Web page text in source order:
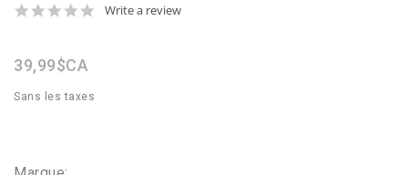
0.0
Write a review
39,99$CA
Sans les taxes